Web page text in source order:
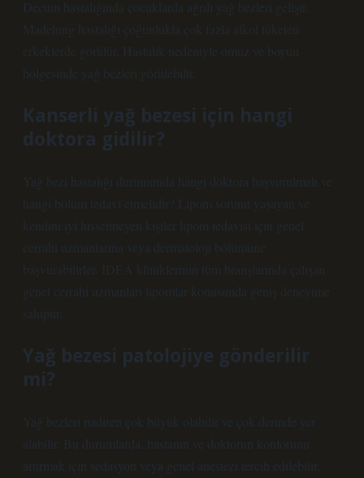
Decum hastalığında çocuklarda ağrılı yağ bezleri gelişir.
Madelung hastalığı çoğunlukla çok fazla alkol tüketen
erkeklerde görülür. Hastalık nedeniyle omuz ve boyun
bölgesinde yağ bezleri görülebilir.
Kanserli yağ bezesi için hangi
doktora gidilir?
Yağ bezi hastalığı durumunda hangi doktora başvurulmalı ve
hangi bölüm tedavi etmelidir? Lipom sorunu yaşayan ve
kendini iyi hissetmeyen kişiler lipom tedavisi için genel
cerrahi uzmanlarına veya dermatoloji bölümüne
başvurabilirler. IDEA kliniklerinin tüm branşlarında çalışan
genel cerrahi uzmanları lipomlar konusunda geniş deneyime
sahiptir.
Yağ bezesi patolojiye gönderilir
mi?
Yağ bezleri nadiren çok büyük olabilir ve çok derinde yer
alabilir. Bu durumlarda, hastanın ve doktorun konforunu
artırmak için sedasyon veya genel anestezi tercih edilebilir.